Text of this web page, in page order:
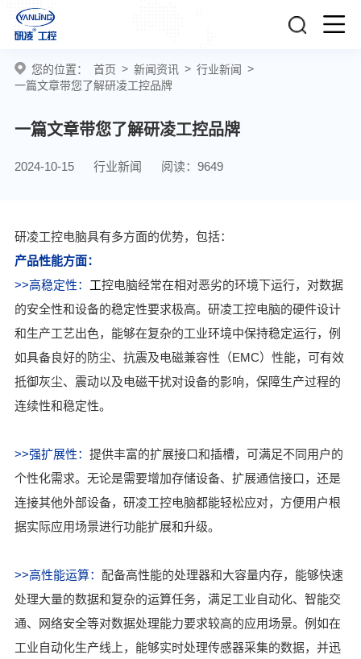
您的位置： 首页 > 新闻资讯 > 行业新闻 >
一篇文章带您了解研凌工控品牌
一篇文章带您了解研凌工控品牌
2024-10-15 行业新闻 阅读：9649
研凌工控电脑具有多方面的优势，包括：
产品性能方面：
>>高稳定性： 工控电脑经常在相对恶劣的环境下运行，对数据
的安全性和设备的稳定性要求极高。研凌工控电脑的硬件设计
和生产工艺出色，能够在复杂的工业环境中保持稳定运行，例
如具备良好的防尘、抗震及电磁兼容性（EMC）性能，可有效
抵御灰尘、震动以及电磁干扰对设备的影响，保障生产过程的
连续性和稳定性。
>>强扩展性： 提供丰富的扩展接口和插槽，可满足不同用户的
个性化需求。无论是需要增加存储设备、扩展通信接口，还是
连接其他外部设备，研凌工控电脑都能轻松应对，方便用户根
据实际应用场景进行功能扩展和升级。
>>高性能运算： 配备高性能的处理器和大容量内存，能够快速
处理大量的数据和复杂的运算任务，满足工业自动化、智能交
通、网络安全等对数据处理能力要求较高的应用场景。例如在
工业自动化生产线上，能够实时处理传感器采集的数据，并迅